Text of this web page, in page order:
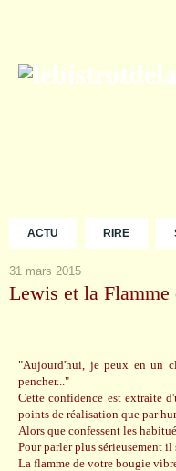
ACTU RIRE
31 mars 2015
Lewis et la Flamme
"Aujourd'hui, je peux en un
pencher..."
Cette confidence est extraite
points de réalisation que par
Alors que confessent les
Pour parler plus sérieusement
La flamme de votre bougie